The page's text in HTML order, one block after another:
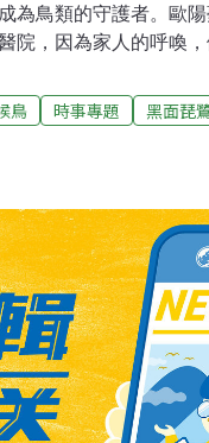
為鳥類的守護者。歐
院，因為家人的呼喚
，展開金門野生動物救
古厝營運，現在則是由
傷站。站內聘有專職照
在救傷之外，徐曉萍
愛護身邊的動物。在
動物的安全。台南一
琵鷺。每年冬天，台
合
鳥 時事專題
黑面琵